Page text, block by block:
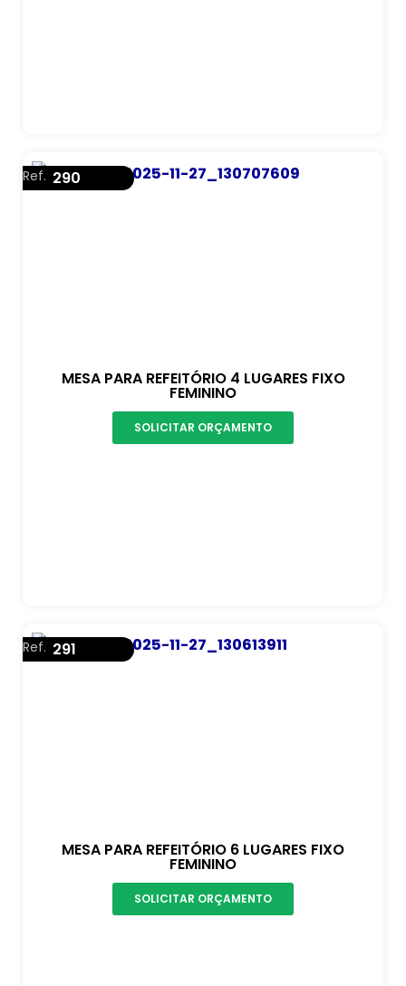
MESA PARA REFEITÓRIO 4 LUGARES FIXO
FEMININO
Ref. 290
SOLICITAR ORÇAMENTO
MESA PARA REFEITÓRIO 6 LUGARES FIXO
FEMININO
Ref. 291
SOLICITAR ORÇAMENTO